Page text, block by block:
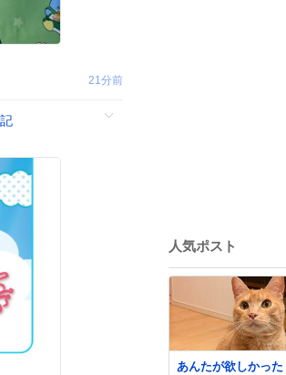
21分前
人気ポスト
あんたが欲しかった